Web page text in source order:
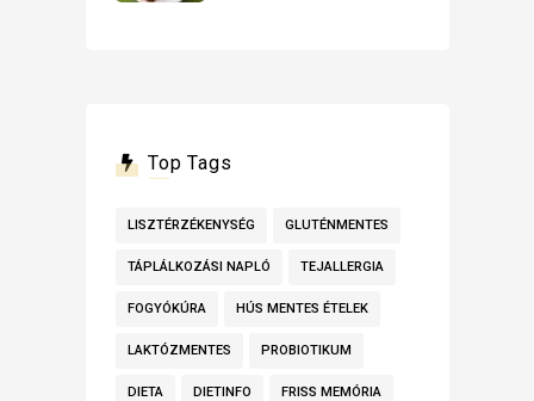
Top Tags
LISZTÉRZÉKENYSÉG GLUTÉNMENTES
TÁPLÁLKOZÁSI NAPLÓ TEJALLERGIA
FOGYÓKÚRA HÚS MENTES ÉTELEK
LAKTÓZMENTES PROBIOTIKUM
DIETA DIETINFO FRISS MEMÓRIA